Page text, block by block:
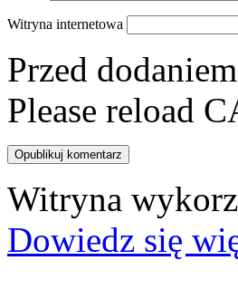
Witryna internetowa
Przed
Please reload
Witryna
Dowiedz się